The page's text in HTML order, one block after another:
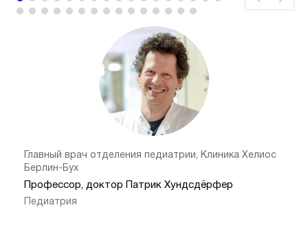
Главный врач отделения педиатрии, Клиника Хелиос
Берлин-Бух
Профессор, доктор Патрик Хундсдёрфер
Педиатрия